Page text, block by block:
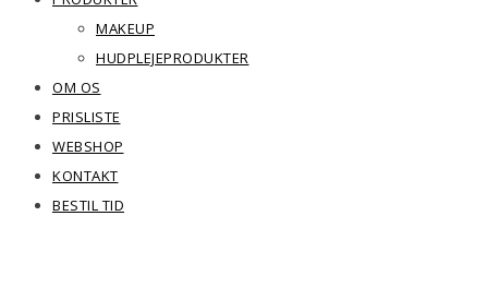
MAKEUP
HUDPLEJEPRODUKTER
OM OS
PRISLISTE
WEBSHOP
KONTAKT
BESTIL TID